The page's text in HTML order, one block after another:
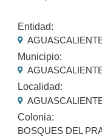
Entidad:
Municipio:
Localidad:
Colonia:
BOSQUES DEL